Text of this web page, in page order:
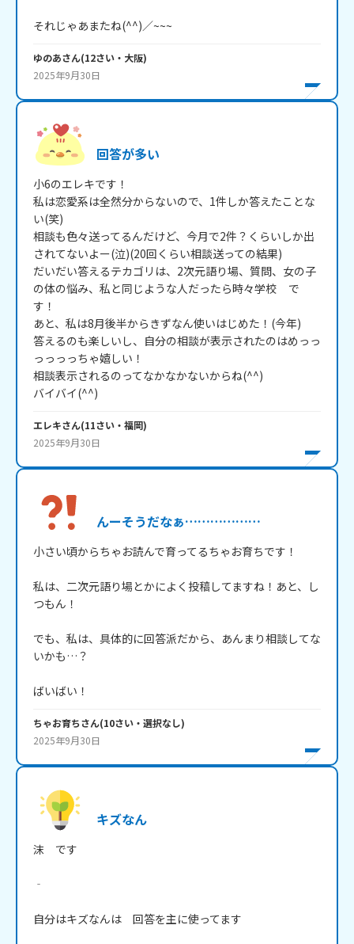
それじゃあまたね(^^)／~~~
ゆのあさん(12さい・ 大阪)
2025年9月30日
回答が多い
小6のエレキです！
私は恋愛系は全然分からないので、1件しか答えたことな
い(笑)
相談も色々送ってるんだけど、今月で2件？くらいしか出
されてないよー(泣)(20回くらい相談送っての結果)
だいだい答えるテカゴリは、2次元語り場、質問、女の子
の体の悩み、私と同じような人だったら時々学校     で
す！
あと、私は8月後半からきずなん使いはじめた！(今年)
答えるのも楽しいし、自分の相談が表示されたのはめっっ
っっっっちゃ嬉しい！
相談表示されるのってなかなかないからね(^^)
エレキさん(11さい・ 福岡)
2025年9月30日
んーそうだなぁ………………
小さい頃からちゃお読んで育ってるちゃお育ちです！
私は、二次元語り場とかによく投稿してますね！あと、し
つもん！
でも、私は、具体的に回答派だから、あんまり相談してな
いかも…？
ばいばい！
ちゃお育ちさん(10さい・ 選択なし)
2025年9月30日
キズなん
沫　です
‐
自分はキズなんは　回答を主に使ってます